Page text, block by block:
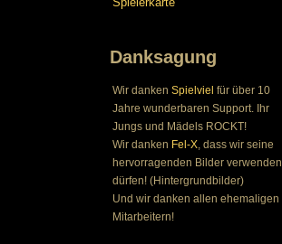
Danksagung
Wir danken Spielviel für über 10
Jahre wunderbaren Support. Ihr
Jungs und Mädels ROCKT!
Wir danken Fel-X, dass wir seine
hervorragenden Bilder verwenden
dürfen! (Hintergrundbilder)
Und wir danken allen ehemaligen
Mitarbeitern!